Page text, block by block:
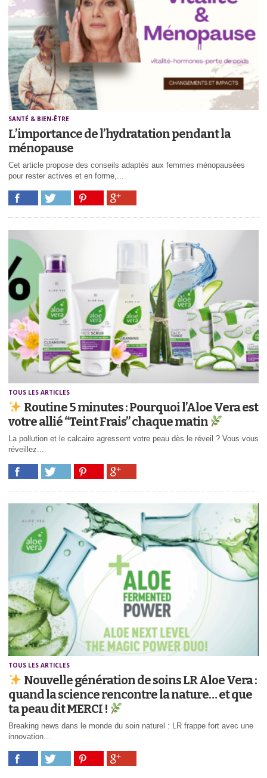
SANTÉ & BIEN-ÊTRE
L’importance de l’hydratation pendant la
ménopause
Cet article propose des conseils adaptés aux femmes ménopausées
pour rester actives et en forme,...
TOUS LES ARTICLES
Routine 5 minutes : Pourquoi l’Aloe Vera est
votre allié “Teint Frais” chaque matin
La pollution et le calcaire agressent votre peau dès le réveil ? Vous vous
réveillez...
TOUS LES ARTICLES
Nouvelle génération de soins LR Aloe Vera :
quand la science rencontre la nature… et que
ta peau dit MERCI !
Breaking news dans le monde du soin naturel : LR frappe fort avec une
innovation...